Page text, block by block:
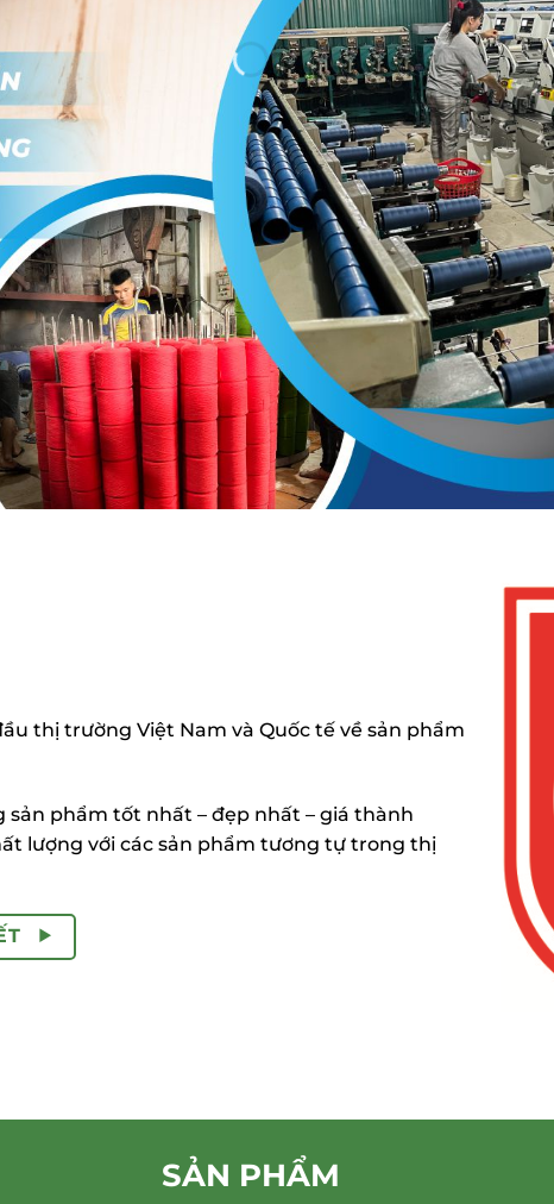
thị trường Việt Nam và Quốc tế về sản phẩm
phẩm tốt nhất – đẹp nhất – giá thành
lượng với các sản phẩm tương tự trong thị
SẢN PHẨM